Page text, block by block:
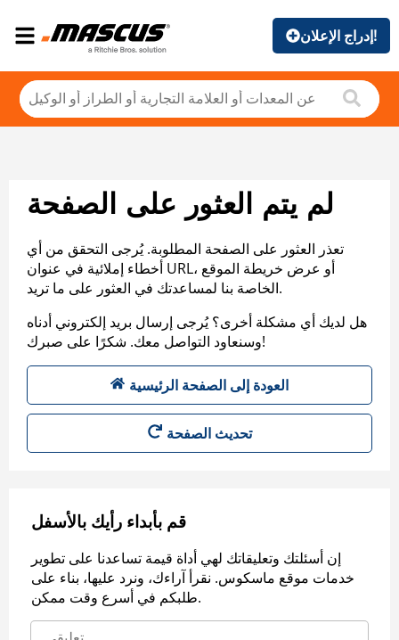
إدراج الإعلان!
لم يتم العثور على الصفحة
تعذر العثور على الصفحة المطلوبة. يُرجى التحقق من أي
أخطاء إملائية في عنوان URL، أو عرض خريطة الموقع
الخاصة بنا لمساعدتك في العثور على ما تريد.
هل لديك أي مشكلة أخرى؟ يُرجى إرسال بريد إلكتروني أدناه
وسنعاود التواصل معك. شكرًا على صبرك!
العودة إلى الصفحة الرئيسية
تحديث الصفحة
قم بأبداء رأيك بالأسفل
إن أسئلتك وتعليقاتك لهي أداة قيمة تساعدنا على تطوير
خدمات موقع ماسكوس. نقرأ آراءك، ونرد عليها، بناء على
طلبكم في أسرع وقت ممكن.